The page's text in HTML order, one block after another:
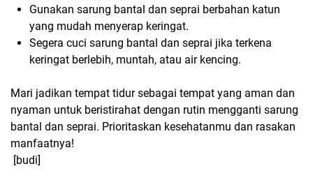
Gunakan sarung bantal dan seprai berbahan katun
yang mudah menyerap keringat.
Segera cuci sarung bantal dan seprai jika terkena
keringat berlebih, muntah, atau air kencing.
Mari jadikan tempat tidur sebagai tempat yang aman dan
nyaman untuk beristirahat dengan rutin mengganti sarung
bantal dan seprai. Prioritaskan kesehatanmu dan rasakan
manfaatnya!
[budi]